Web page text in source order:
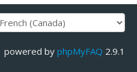
powered by phpMyFAQ 2.9.1